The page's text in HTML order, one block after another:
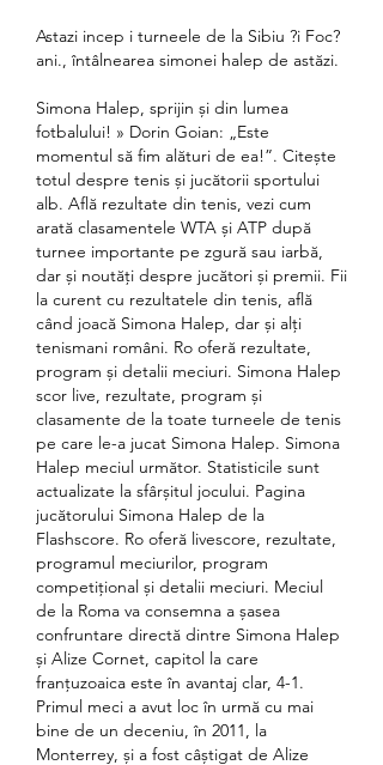
Astazi incep i turneele de la Sibiu ?i Foc?
ani., întâlnearea simonei halep de astăzi.
Simona Halep, sprijin și din lumea
fotbalului! » Dorin Goian: „Este
momentul să fim alături de ea!”. Citește
totul despre tenis și jucătorii sportului
alb. Află rezultate din tenis, vezi cum
arată clasamentele WTA și ATP după
turnee importante pe zgură sau iarbă,
dar și noutăți despre jucători și premii. Fii
la curent cu rezultatele din tenis, află
când joacă Simona Halep, dar și alți
tenismani români. Ro oferă rezultate,
program și detalii meciuri. Simona Halep
scor live, rezultate, program și
clasamente de la toate turneele de tenis
pe care le-a jucat Simona Halep. Simona
Halep meciul următor. Statisticile sunt
actualizate la sfârșitul jocului. Pagina
jucătorului Simona Halep de la
Flashscore. Ro oferă livescore, rezultate,
programul meciurilor, program
competițional și detalii meciuri. Meciul
de la Roma va consemna a șasea
confruntare directă dintre Simona Halep
și Alize Cornet, capitol la care
franțuzoaica este în avantaj clar, 4-1.
Primul meci a avut loc în urmă cu mai
bine de un deceniu, în 2011, la
Monterrey, și a fost câștigat de Alize